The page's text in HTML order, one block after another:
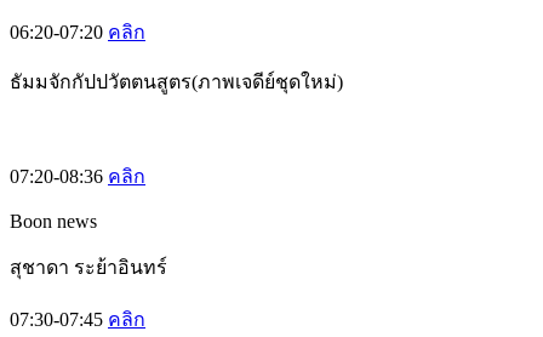
06:20-07:20 คลิก
ธัมมจักกัปปวัตตนสูตร(ภาพเจดีย์ชุดใหม่)
07:20-08:36 คลิก
Boon news
สุชาดา ระย้าอินทร์
07:30-07:45 คลิก